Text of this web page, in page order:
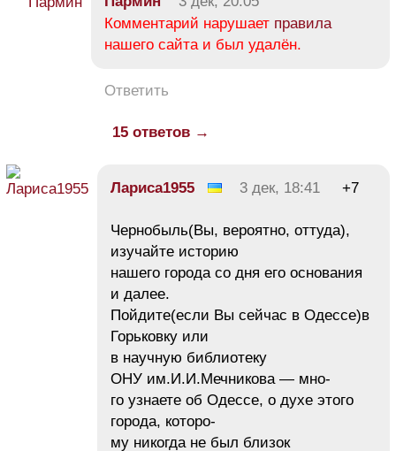
Комментарий нарушает правила
нашего сайта и был удалён.
Ответить
15 ответов →
Лариса1955 3 дек, 18:41 +7
Чернобыль(Вы, вероятно, оттуда),
изучайте историю
нашего города со дня его основания
и далее.
Пойдите(если Вы сейчас в Одессе)в
Горьковку или
в научную библиотеку
ОНУ им.И.И.Мечникова — мно-
го узнаете об Одессе, о духе этого
города, которо-
му никогда не был близок